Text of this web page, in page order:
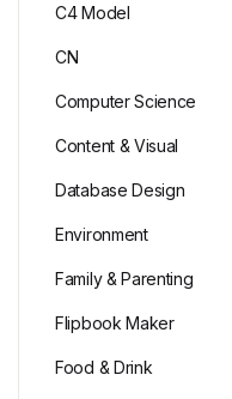
C4 Model
CN
Computer Science
Content & Visual
Database Design
Environment
Family & Parenting
Flipbook Maker
Food & Drink